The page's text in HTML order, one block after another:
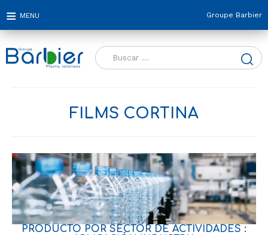
Groupe Barbier
Buscar:
FILMS CORTINA
PRODUCTO POR SECTOR DE ACTIVIDADES :